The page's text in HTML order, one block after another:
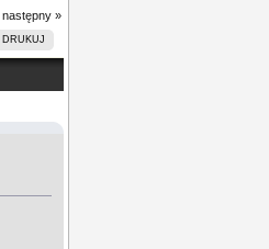
następny »
DRUKUJ